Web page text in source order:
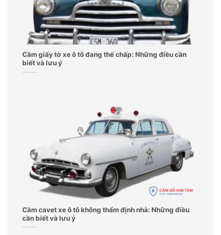
Cầm giấy tờ xe ô tô đang thế chấp: Những điều cần
biết và lưu ý
Cầm cavet xe ô tô không thẩm định nhà: Những điều
cần biết và lưu ý